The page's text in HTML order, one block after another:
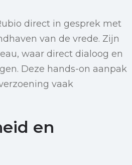
direct in gesprek met
van de vrede. Zijn
waar direct dialoog en
Deze hands-on aanpak
vaak
en